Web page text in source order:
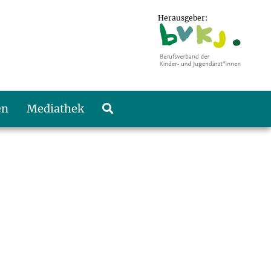
Herausgeber:
Mediathek